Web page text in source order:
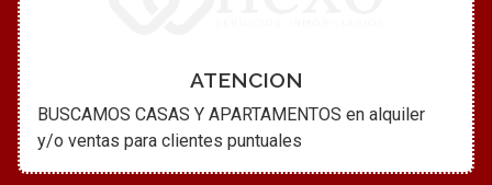
ATENCION
BUSCAMOS CASAS Y APARTAMENTOS en alquiler
y/o ventas para clientes puntuales